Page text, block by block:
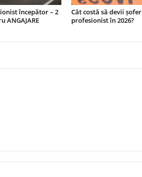
începător – 2
ANGAJARE
Cât costă să devii șofer
profesionist în 2026?